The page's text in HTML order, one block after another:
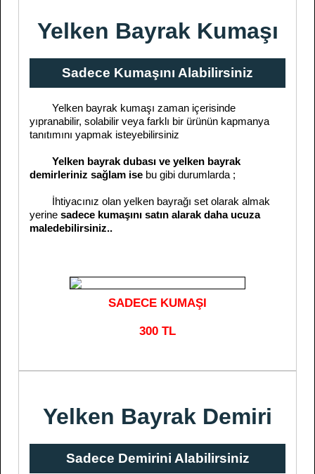
Yelken Bayrak Kumaşı
Sadece Kumaşını Alabilirsiniz
Yelken bayrak kumaşı zaman içerisinde
yıpranabilir, solabilir veya farklı bir ürünün kapmanya
tanıtımını yapmak isteyebilirsiniz
Yelken bayrak dubası ve yelken bayrak
demirleriniz sağlam ise bu gibi durumlarda ;
İhtiyacınız olan yelken bayrağı set olarak almak
yerine sadece kumaşını satın alarak daha ucuza
maledebilirsiniz..
SADECE KUMAŞI
300 TL
Yelken Bayrak Demiri
Sadece Demirini Alabilirsiniz